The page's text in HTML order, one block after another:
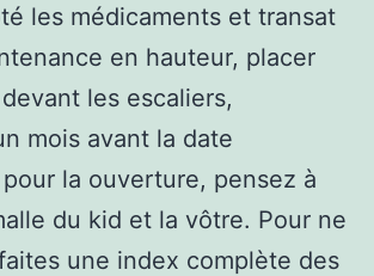
les médicaments et transat
en hauteur, placer
les escaliers,
mois avant la date
la ouverture, pensez à
du kid et la vôtre. Pour ne
une index complète des